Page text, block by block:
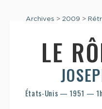
Archives > 2009 >
LE
États-Unis — 1951 —